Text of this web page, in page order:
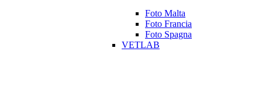
Foto Malta
Foto Francia
Foto Spagna
VETLAB